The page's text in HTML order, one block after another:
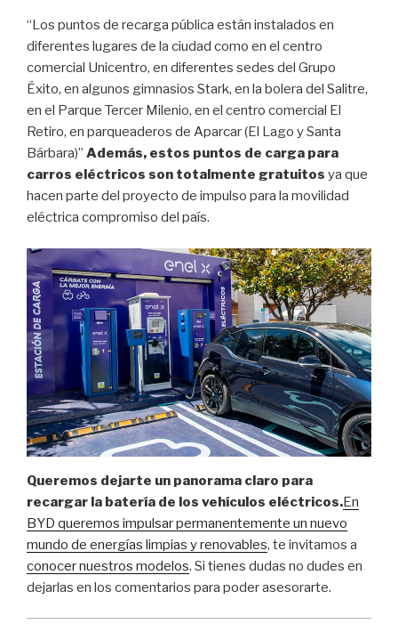
“Los puntos de recarga pública están instalados en
diferentes lugares de la ciudad como en el centro
comercial Unicentro, en diferentes sedes del Grupo
Éxito, en algunos gimnasios Stark, en la bolera del Salitre,
en el Parque Tercer Milenio, en el centro comercial El
Retiro, en parqueaderos de Aparcar (El Lago y Santa
Bárbara)” Además, estos puntos de carga para
carros eléctricos son totalmente gratuitos ya que
hacen parte del proyecto de impulso para la movilidad
eléctrica compromiso del país.
Queremos dejarte un panorama claro para
recargar la batería de los vehículos eléctricos.En
BYD queremos impulsar permanentemente un nuevo
mundo de energías limpias y renovables, te invitamos a
conocer nuestros modelos. Si tienes dudas no dudes en
dejarlas en los comentarios para poder asesorarte.